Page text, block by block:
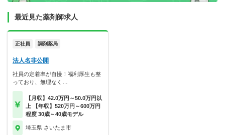
最近見た薬剤師求人
正社員 調剤薬局
法人名非公開
社員の定着率が自慢！福利厚生も整
っており、無理なく…
【月収】42.0万円～50.0万円以
上 【年収】520万円～600万円
程度 30歳～40歳モデル
埼玉県 さいたま市